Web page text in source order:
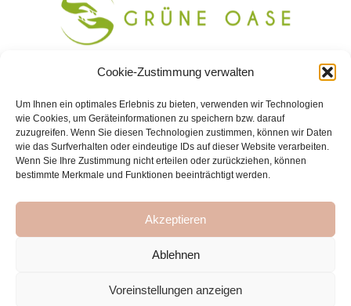
Cookie-Zustimmung verwalten
Um Ihnen ein optimales Erlebnis zu bieten, verwenden wir Technologien
wie Cookies, um Geräteinformationen zu speichern bzw. darauf
zuzugreifen. Wenn Sie diesen Technologien zustimmen, können wir Daten
wie das Surfverhalten oder eindeutige IDs auf dieser Website verarbeiten.
Wenn Sie Ihre Zustimmung nicht erteilen oder zurückziehen, können
bestimmte Merkmale und Funktionen beeinträchtigt werden.
Akzeptieren
Ablehnen
Voreinstellungen anzeigen
Schüttaustraße 48, 1220 Wien
+43 699 171 040 70
info@grueneoasewien.com